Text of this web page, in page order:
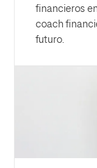
financieros
coach
futuro.